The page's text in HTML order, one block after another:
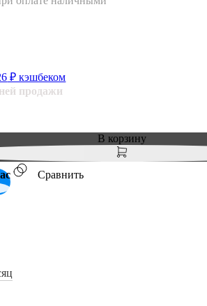
₽ кэшбеком
продажи
В корзину
Сравнить